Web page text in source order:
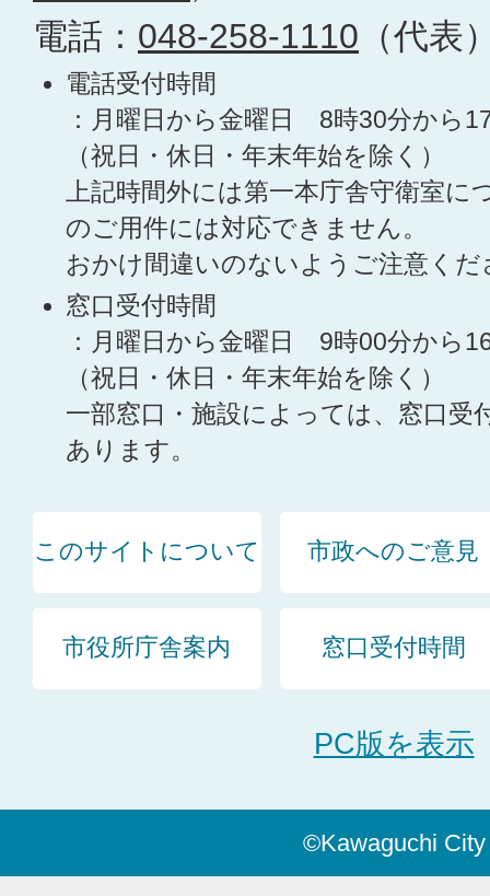
電話： 048-258-1110 （代表
電話受付時間
：月曜日から金曜日 8時30分から
（祝日・休日・年末年始を除く）
上記時間外には第一本庁舎守衛室に
のご用件には対応できません。
おかけ間違いのないようご注意くだ
窓口受付時間
：月曜日から金曜日 9時00分から
（祝日・休日・年末年始を除く）
一部窓口・施設によっては、窓口受
あります。
このサイトについて 市政へのご意見
市役所庁舎案内 窓口受付時間
PC版を表示
©Kawaguchi City